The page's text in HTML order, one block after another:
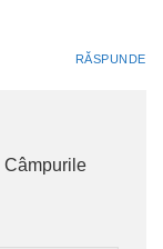
RĂSPUNDE
Câmpurile